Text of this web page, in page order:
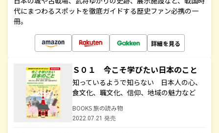
代にまつわるスポットを徹底ガイドする歴史ファン必携の一
冊。
詳細を見る
Ｓ０１ 今こそ学びたい日本のこと
知っているようで知らない 日本人の心、
食文化、職文化、信仰、地域の魅力など
BOOKS 旅の読み物
2022.07.21 発売